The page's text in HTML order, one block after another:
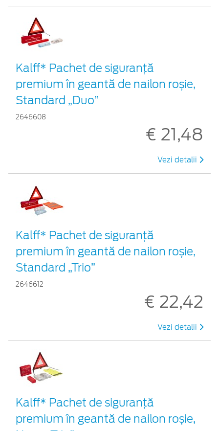
Kalff* Pachet de siguranţă
premium în geantă de nailon roșie,
Standard „Duo”
2646608
€ 21,48
Vezi detalii
Kalff* Pachet de siguranţă
premium în geantă de nailon roșie,
Standard „Trio”
2646612
€ 22,42
Vezi detalii
Kalff* Pachet de siguranţă
premium în geantă de nailon roșie,